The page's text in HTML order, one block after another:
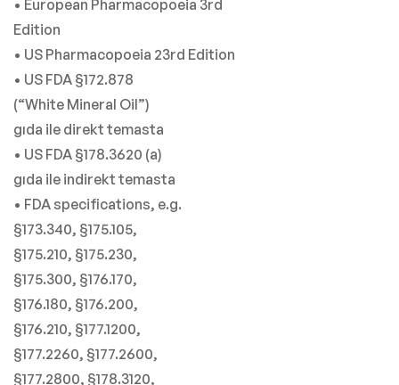
• European Pharmacopoeia 3rd
Edition
• US Pharmacopoeia 23rd Edition
• US FDA §172.878
(“White Mineral Oil”)
gıda ile direkt temasta
• US FDA §178.3620 (a)
gıda ile indirekt temasta
• FDA specifications, e.g.
§173.340, §175.105,
§175.210, §175.230,
§175.300, §176.170,
§176.180, §176.200,
§176.210, §177.1200,
§177.2260, §177.2600,
§177.2800, §178.3120,